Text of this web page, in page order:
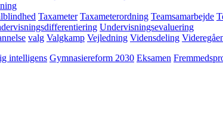
Taxameter Taxameterordning Teamsamarbejde
Undervisningsevaluering
valg Valgkamp Vejledning Vidensdeling
intelligens Gymnasiereform 2030 Eksamen